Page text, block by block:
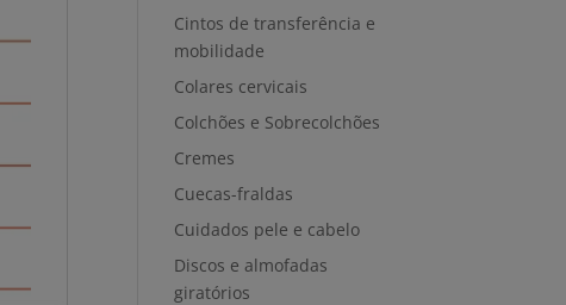
Cintos de transferência e
mobilidade
Colares cervicais
Colchões e Sobrecolchões
Cremes
Cuecas-fraldas
Cuidados pele e cabelo
Discos e almofadas
giratórios